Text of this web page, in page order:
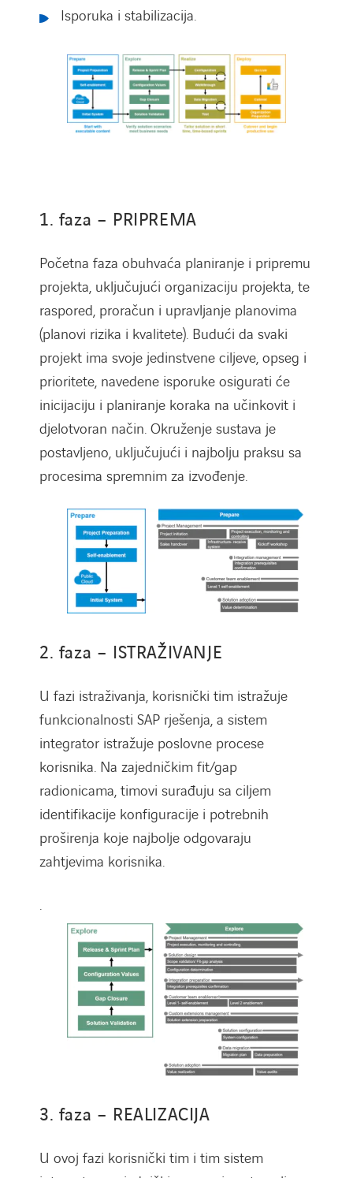
Isporuka i stabilizacija.
1. faza – PRIPREMA
Početna faza obuhvaća planiranje i pripremu
projekta, uključujući organizaciju projekta, te
raspored, proračun i upravljanje planovima
(planovi rizika i kvalitete). Budući da svaki
projekt ima svoje jedinstvene ciljeve, opseg i
prioritete, navedene isporuke osigurati će
inicijaciju i planiranje koraka na učinkovit i
djelotvoran način. Okruženje sustava je
postavljeno, uključujući i najbolju praksu sa
procesima spremnim za izvođenje.
2. faza – ISTRAŽIVANJE
U fazi istraživanja, korisnički tim istražuje
funkcionalnosti SAP rješenja, a sistem
integrator istražuje poslovne procese
korisnika. Na zajedničkim fit/gap
radionicama, timovi surađuju sa ciljem
identifikacije konfiguracije i potrebnih
proširenja koje najbolje odgovaraju
zahtjevima korisnika.
.
3. faza – REALIZACIJA
U ovoj fazi korisnički tim i tim sistem